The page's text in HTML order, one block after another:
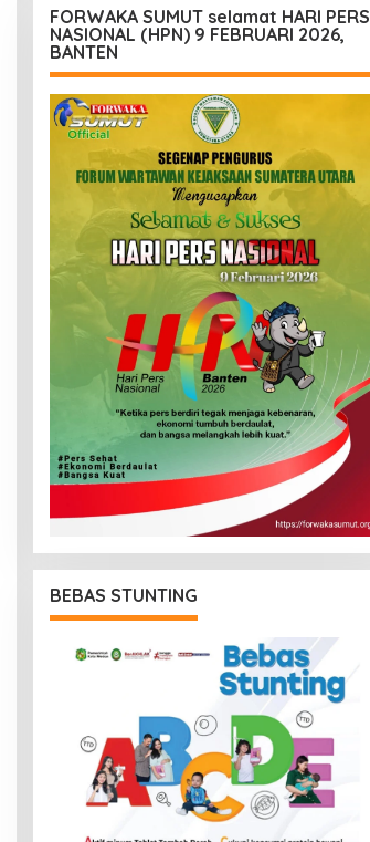
FORWAKA SUMUT selamat HARI PERS
NASIONAL (HPN) 9 FEBRUARI 2026,
BANTEN
BEBAS STUNTING